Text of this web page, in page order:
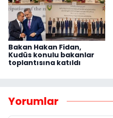
Bakan Hakan Fidan,
Kudüs konulu bakanlar
toplantısına katıldı
Yorumlar